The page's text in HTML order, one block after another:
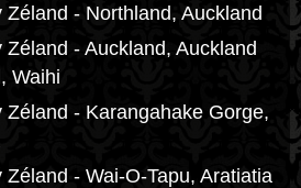
- Northland, Auckland
- Auckland, Auckland
Waihi
Zéland - Karangahake Gorge,
- Wai-O-Tapu, Aratiatia